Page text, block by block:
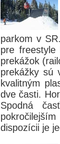
parkom v
pre
prekážok
prekážky sú
kvalitným
dve časti.
Spodná
dispozícii je